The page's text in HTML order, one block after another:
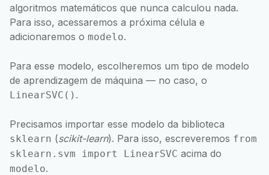
algoritmos matemáticos que nunca calculou nada.
Para isso, acessaremos a próxima célula e
adicionaremos o modelo.
Para esse modelo, escolheremos um tipo de modelo
de aprendizagem de máquina — no caso, o
LinearSVC() .
Precisamos importar esse modelo da biblioteca
sklearn (scikit-learn). Para isso, escreveremos from
sklearn.svm import LinearSVC acima do
modelo.